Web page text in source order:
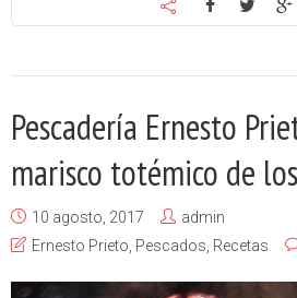
Pescadería Ernesto
marisco totémico de
10 agosto, 2017
admin
Ernesto Prieto Pescados Recetas